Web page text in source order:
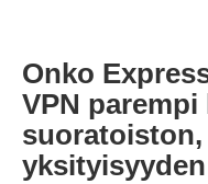
Onko
VPN
suoratoiston,